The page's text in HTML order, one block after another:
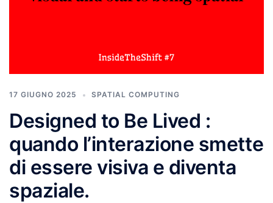
17 GIUGNO 2025 SPATIAL COMPUTING
Designed to Be Lived :
quando l’interazione smette
di essere visiva e diventa
spaziale.